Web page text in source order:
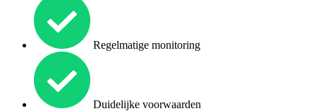
Regelmatige monitoring
Duidelijke voorwaarden